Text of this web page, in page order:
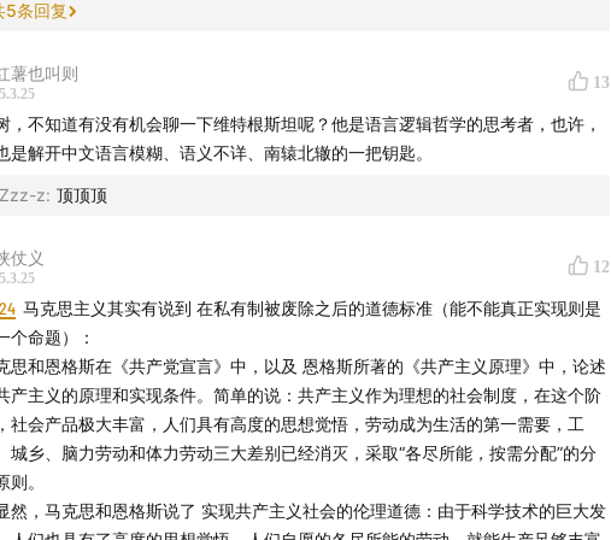
5条回复
薯也叫则 13
，不知道有没有机会聊一下维特根斯坦呢？他是语言逻辑哲学的思考者，也许，
是解开中文语言模糊、语义不详、南辕北辙的一把钥匙。
z: 顶顶顶
仗义 12
马克思主义其实有说到 在私有制被废除之后的道德标准（能不能真正实现则是
个命题）：
思和恩格斯在《共产党宣言》中，以及 恩格斯所著的《共产主义原理》中，论述
产主义的原理和实现条件。简单的说：共产主义作为理想的社会制度，在这个阶
社会产品极大丰富，人们具有高度的思想觉悟，劳动成为生活的第一需要，工
城乡、脑力劳动和体力劳动三大差别已经消灭，采取“各尽所能，按需分配”的分
则。
然，马克思和恩格斯说了 实现共产主义社会的伦理道德：由于科学技术的巨大发